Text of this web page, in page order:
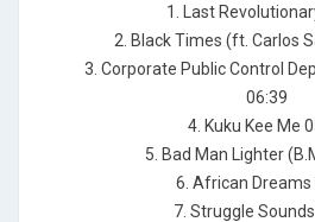
1. Last
2. Black Times (ft. Carlos
3. Corporate Public Control
06:39
4. Kuku Kee Me
5. Bad Man Lighter
6. African Dreams
7. Struggle